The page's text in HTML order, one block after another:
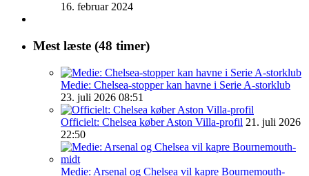
16. februar 2024
Mest læste (48 timer)
Medie: Chelsea-stopper kan havne i Serie A-storklub
23. juli 2026 08:51
Officielt: Chelsea køber Aston Villa-profil 21. juli 2026
22:50
Medie: Arsenal og Chelsea vil kapre Bournemouth-